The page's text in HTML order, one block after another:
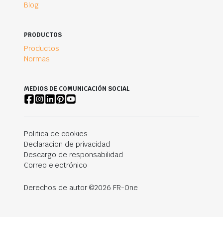
Blog
PRODUCTOS
Productos
Normas
MEDIOS DE COMUNICACIÓN SOCIAL
Politica de cookies
Declaracion de privacidad
Descargo de responsabilidad
Correo electrónico
Derechos de autor ©2026 FR-One